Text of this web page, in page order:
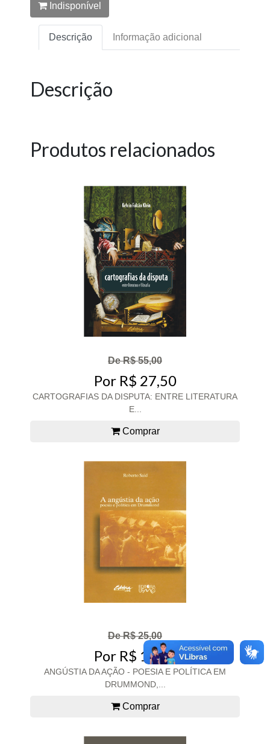
Indisponível
Descrição Informação adicional
Descrição
Produtos relacionados
De R$ 55,00
Por R$ 27,50
CARTOGRAFIAS DA DISPUTA: ENTRE LITERATURA
E...
Comprar
De R$ 25,00
Por R$ 12,50
ANGÚSTIA DA AÇÃO - POESIA E POLÍTICA EM
DRUMMOND,...
Comprar